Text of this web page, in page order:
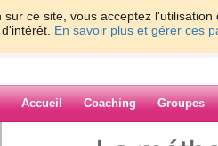
ce site, vous acceptez
En savoir plus et gérer ces
Accueil Coaching Groupes
> bonnehumeur